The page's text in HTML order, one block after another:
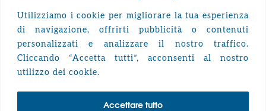
Utilizziamo i cookie per migliorare la tua esperienza
di navigazione, offrirti pubblicità o contenuti
personalizzati e analizzare il nostro traffico.
Cliccando “Accetta tutti”, acconsenti al nostro
utilizzo dei cookie.
Accettare tutto
Privacy Policy